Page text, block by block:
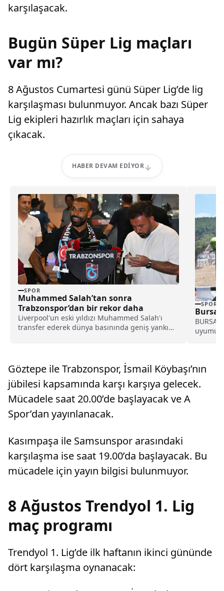
karşılaşacak.
Bugün Süper Lig maçları
var mı?
8 Ağustos Cumartesi günü Süper Lig’de lig
karşılaşması bulunmuyor. Ancak bazı Süper
Lig ekipleri hazırlık maçları için sahaya
çıkacak.
HABER DEVAM EDIYOR
SPOR
Muhammed Salah’tan sonra
Trabzonspor’dan bir rekor daha
Liverpool'un eski yıldızı Muhammed Salah'ı
transfer ederek dünya basınında geniş yankı
açıkladı.
SPOR
BURSA
Göztepe ile Trabzonspor, İsmail Köybaşı’nın
jübilesi kapsamında karşı karşıya gelecek.
Mücadele saat 20.00’de başlayacak ve A
Spor’dan yayınlanacak.
Kasımpaşa ile Samsunspor arasındaki
karşılaşma ise saat 19.00’da başlayacak. Bu
mücadele için yayın bilgisi bulunmuyor.
8 Ağustos Trendyol 1. Lig
maç programı
Trendyol 1. Lig’de ilk haftanın ikinci gününde
dört karşılaşma oynanacak: